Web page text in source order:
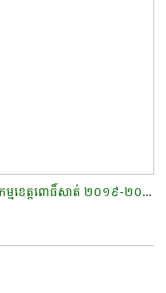
ផែនការយុទ្ធសាស្រ្តអភិវឌ្ឍន៍វិស័យកសិកម្មខេត្តពោធិ៍សាត់ ២០១៩-២០២៣​